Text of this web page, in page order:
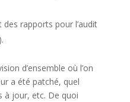
rapports pour l’audit
d’ensemble où l’on
a été patché, quel
à jour, etc. De quoi